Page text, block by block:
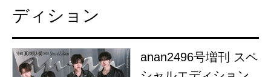
ディション
anan2496号増刊 スペ